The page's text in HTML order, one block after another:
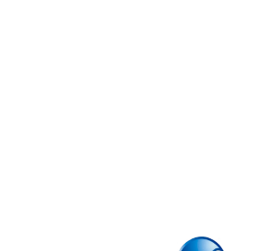
Lotería de Bogotá